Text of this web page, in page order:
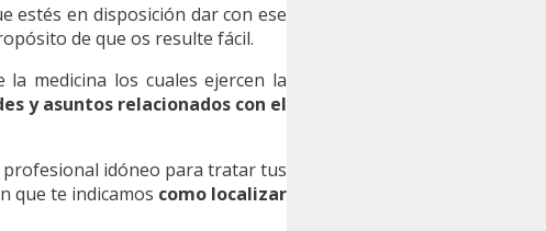
estés en disposición dar con ese
de que os resulte fácil.
medicina los cuales ejercen la
y asuntos relacionados con el
profesional idóneo para tratar tus
que te indicamos como localizar